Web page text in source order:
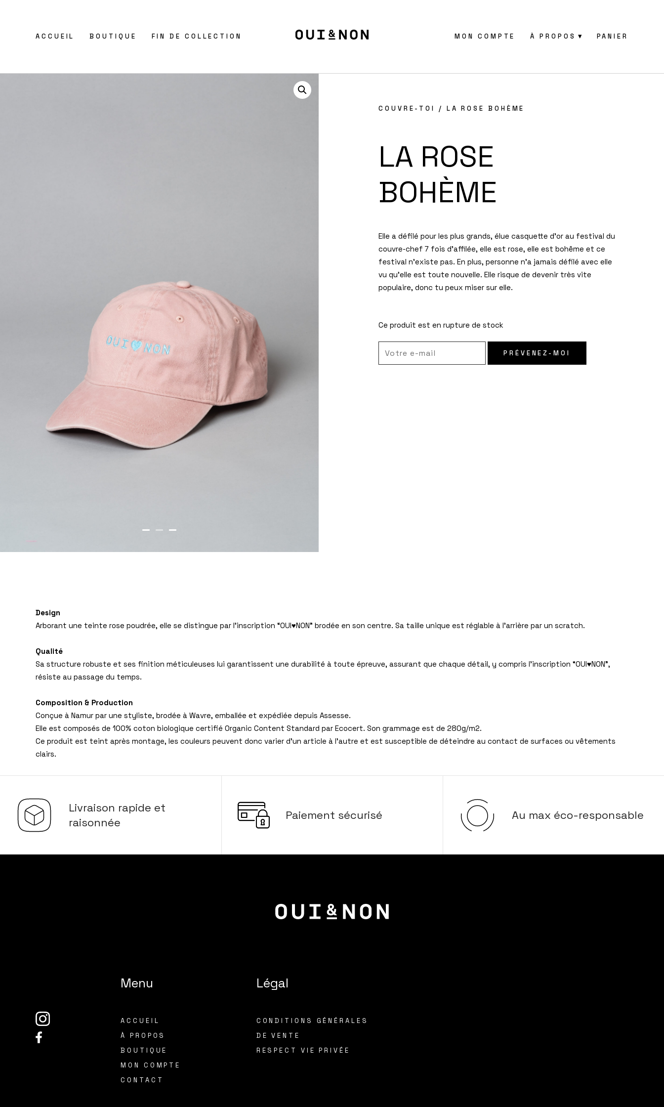
ACCUEIL BOUTIQUE FIN DE COLLECTION MON COMPTE À PROPOS PANIER
COUVRE-TOI / LA ROSE BOHÈME
LA ROSE
BOHÈME
Elle a défilé pour les plus grands, élue casquette d’or au festival du
couvre-chef 7 fois d’affilée, elle est rose, elle est bohême et ce
festival n’existe pas. En plus, personne n’a jamais défilé avec elle
vu qu’elle est toute nouvelle. Elle risque de devenir très vite
populaire, donc tu peux miser sur elle.
Ce produit est en rupture de stock
PRÉVENEZ-MOI
Design
Arborant une teinte rose poudrée, elle se distingue par l’inscription “OUI♥NON” brodée en son centre. Sa taille unique est réglable à l’arrière par un scratch.
Qualité
Sa structure robuste et ses finition méticuleuses lui garantissent une durabilité à toute épreuve, assurant que chaque détail, y compris l’inscription “OUI♥NON”,
résiste au passage du temps.
Composition & Production
Conçue à Namur par une styliste, brodée à Wavre, emballée et expédiée depuis Assesse.
Elle est composés de 100% coton biologique certifié Organic Content Standard par Ecocert. Son grammage est de 280g/m2.
Ce produit est teint après montage, les couleurs peuvent donc varier d’un article à l’autre et est susceptible de déteindre au contact de surfaces ou vêtements
clairs.
Livraison rapide et
raisonnée
Paiement sécurisé Au max éco-responsable
Menu
ACCUEIL
À PROPOS
BOUTIQUE
MON COMPTE
CONTACT
Légal
CONDITIONS GÉNÉRALES
DE VENTE
RESPECT VIE PRIVÉE